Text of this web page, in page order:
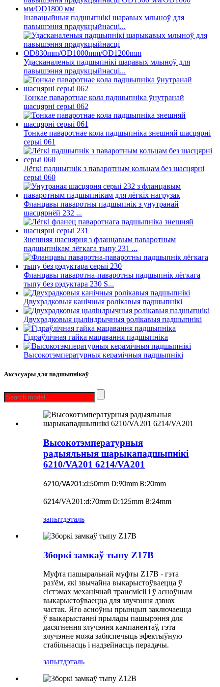
Інавацыйныя падшыпнікі шаравых млыноў для
павышэння прадукцыйнасці...
Удасканаленыя падшыпнікі шаравых млыноў для
павышэння прадукцыйнасці...
Тонкае паваротнае кола падшыпніка ўнутранай
шасцярні серыі 062
Тонкае паваротнае кола падшыпніка знешняй шасцярні
серыі 061
Лёгкі падшыпнік з паваротным кольцам без шасцярні
серыі 060
Фланцавы паваротны падшыпнік з унутранай
шасцярнёй 232 ...
Знешняя шасцярня з фланцавым паваротным
падшыпнікам лёгкага тыпу 231 ...
Фланцавы паваротна-паваротны падшыпнік лёгкага
тыпу без рэдуктара 230 S...
Двухрадковыя канічныя ролікавыя падшыпнікі
Двухрадковыя цыліндрычныя ролікавыя падшыпнікі
Гідраўлічная гайка мацавання падшыпніка
Высокотэмпературныя керамічныя падшыпнікі
Аксэсуары для падшыпнікаў
Высокотэмпературныя
радыяльныя шарыкападшыпнікі
6210/VA201 6214/VA201
6210/VA201:d:50mm D:90mm B:20mm
6214/VA201 :d:70mm D:125mm B:24mm
запытдэталь
Зборкі замкаў тыпу Z17B
Муфта пашыральнай муфты Z17B - гэта
раз'ём, які звычайна выкарыстоўваецца ў
сістэмах механічнай трансмісіі і ў асноўным
выкарыстоўваецца для злучэння дзвюх
частак. Яго асноўны прынцып заключаецца
ў выкарыстанні прылады пашырэння для
дасягнення злучэння кампанентаў, гэта
злучэнне можа забяспечыць эфектыўную
стабільнасць і надзейнасць перадачы.
запытдэталь